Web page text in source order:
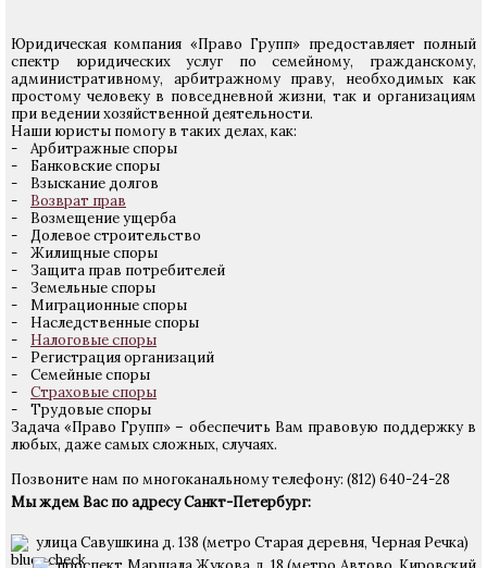
Юридическая компания «Право Групп» предоставляет полный
спектр юридических услуг по семейному, гражданскому,
административному, арбитражному праву, необходимых как
простому человеку в повседневной жизни, так и организациям
при ведении хозяйственной деятельности.
Наши юристы помогу в таких делах, как:
- Арбитражные споры
- Банковские споры
- Взыскание долгов
- Возврат прав
- Возмещение ущерба
- Долевое строительство
- Жилищные споры
- Защита прав потребителей
- Земельные споры
- Миграционные споры
- Наследственные споры
- Налоговые споры
- Регистрация организаций
- Семейные споры
- Страховые споры
- Трудовые споры
Задача «Право Групп» – обеспечить Вам правовую поддержку в
любых, даже самых сложных, случаях.
Позвоните нам по многоканальному телефону: (812) 640-24-28
Мы ждем Вас по адресу Санкт-Петербург:
улица Савушкина д. 138 (метро Старая деревня, Черная Речка)